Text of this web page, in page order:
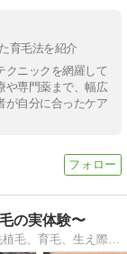
育毛法を紹介
クニックを網羅して
や専門薬まで、幅広
が自分に合ったケア
の実体験〜
管理人が実際に薄毛を劇的に改善させた自毛植毛、育毛、生え際アートメイクの実体験を発信しています！